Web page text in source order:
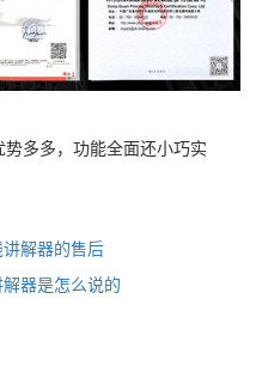
多多，功能全面还小巧实
解器的售后
器是怎么说的